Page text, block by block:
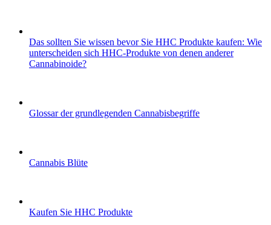
Das sollten Sie wissen bevor Sie HHC Produkte kaufen: Wie
unterscheiden sich HHC-Produkte von denen anderer
Cannabinoide?
Glossar der grundlegenden Cannabisbegriffe
Cannabis Blüte
Kaufen Sie HHC Produkte